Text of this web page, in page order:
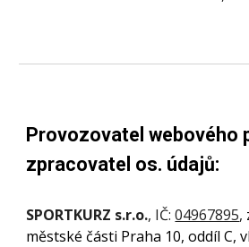
Provozovatel webového
zpracovatel os. údajů:
SPORTKURZ s.r.o., IČ:04967895,
městské části Praha 10, oddíl C,